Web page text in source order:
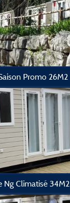
Promo 26M2
Climatisé 34M2